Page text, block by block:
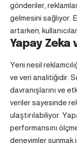
gönderiler,
gelmesini sağlıyor.
artarken,
Yapay Zeka
Yeni nesil
ve veri analitiğidir.
davranışlarını ve
veriler sayesinde
ulaştırılabiliyor.
performansını
deneyimler sunmak